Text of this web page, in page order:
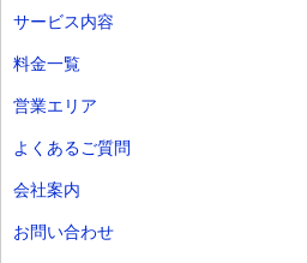
サービス内容
料金一覧
営業エリア
よくあるご質問
会社案内
お問い合わせ